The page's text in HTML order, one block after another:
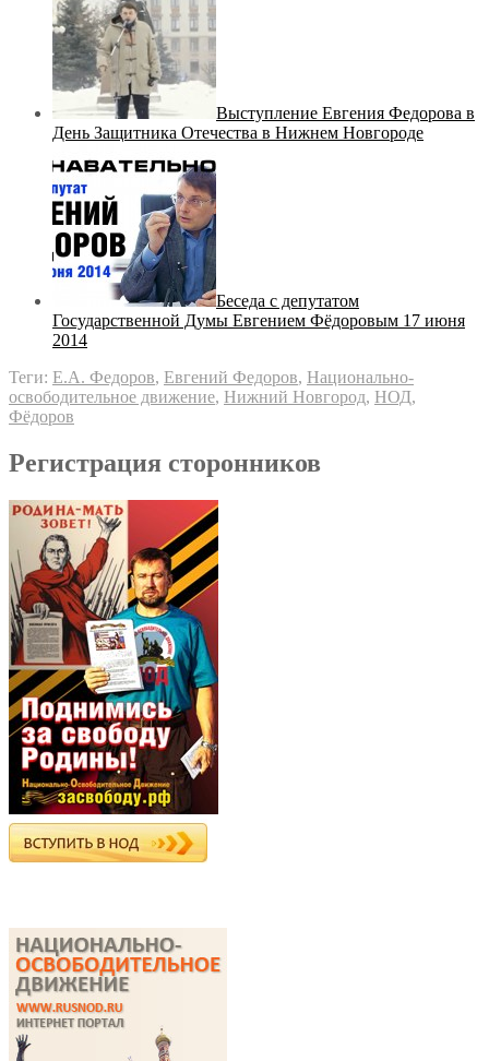
Выступление Евгения Федорова в
День Защитника Отечества в Нижнем Новгороде
Беседа с депутатом
Государственной Думы Евгением Фёдоровым 17 июня
2014
Теги: Е.А. Федоров, Евгений Федоров, Национально-
освободительное движение, Нижний Новгород, НОД,
Фёдоров
Регистрация сторонников